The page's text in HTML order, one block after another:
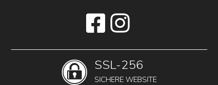
SSL-256
SICHERE WEBSITE